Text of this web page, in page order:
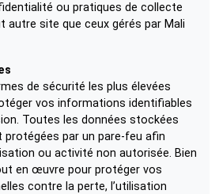
ou pratiques de collecte
autre site que ceux gérés par Mali
de sécurité les plus élevées
vos informations identifiables
Toutes les données stockées
par un pare-feu afin
ou activité non autorisée. Bien
en œuvre pour protéger vos
contre la perte, l’utilisation